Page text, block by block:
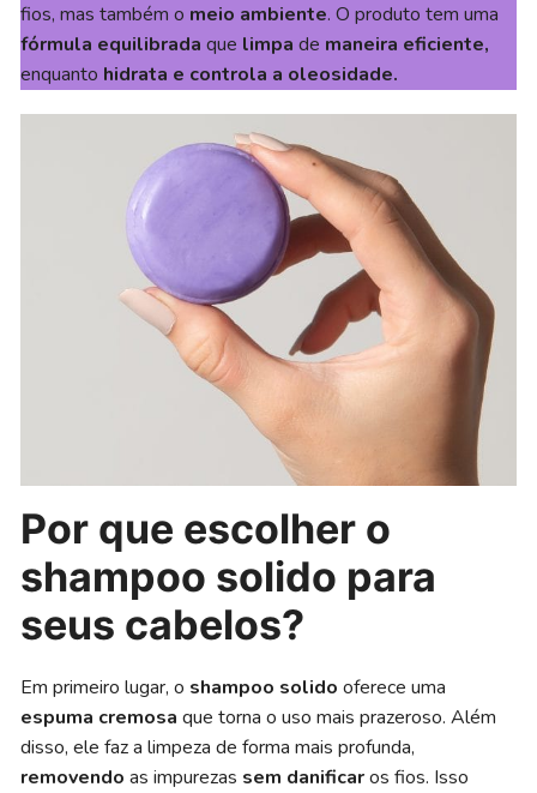
fios, mas também o meio ambiente. O produto tem uma
fórmula equilibradaque limpade maneira eficiente,
enquanto hidrata e controla a oleosidade.
Por que escolher o
shampoo solido para
seus cabelos?
Em primeiro lugar, o shampoo solidooferece uma
espuma cremosaque torna o uso mais prazeroso. Além
disso, ele faz a limpeza de forma mais profunda,
removendoas impurezas sem danificaros fios. Isso